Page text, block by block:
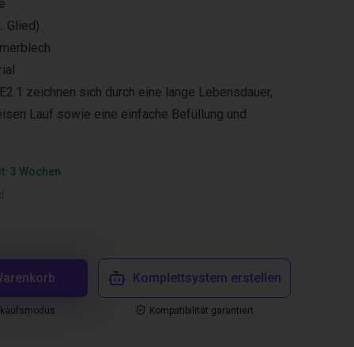
Glied)
zeichnen sich durch eine lange Lebensdauer,
Lauf sowie eine einfache Befüllung und
3 Wochen
Komplettsystem erstellen
Kompatibilität garantiert